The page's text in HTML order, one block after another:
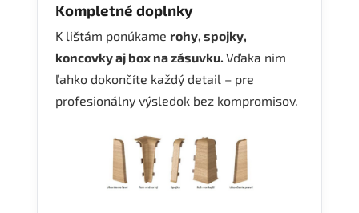
Kompletné doplnky
K lištám ponúkame rohy, spojky,
koncovky aj box na zásuvku. Vďaka nim
ľahko dokončíte každý detail – pre
profesionálny výsledok bez kompromisov.